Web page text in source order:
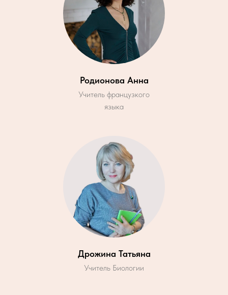
Родионова Анна
Учитель французкого
языка
Дрожина Татьяна
Учитель Биологии